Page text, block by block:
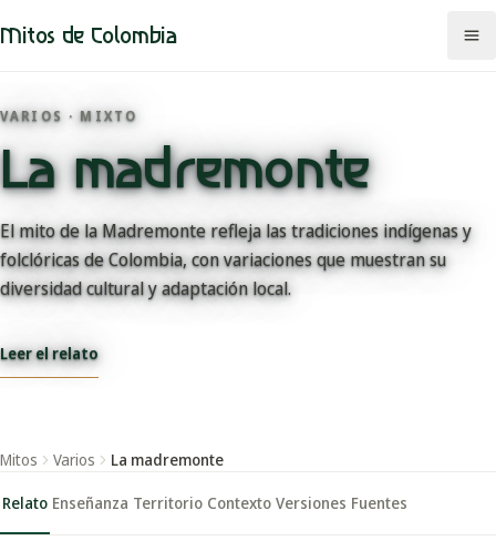
Mitos de Colombia
Mitos
Regiones
Comunidades
VARIOS · MIXTO
La madremonte
El mito de la Madremonte refleja las tradiciones indígenas y
folclóricas de Colombia, con variaciones que muestran su
diversidad cultural y adaptación local.
Leer el relato
Mitos Varios La madremonte
Relato Enseñanza Territorio Contexto Versiones Fuentes